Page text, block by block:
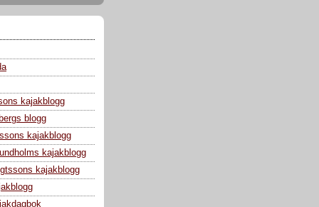
kajakblogg
blogg
kajakblogg
kajakblogg
kajakblogg